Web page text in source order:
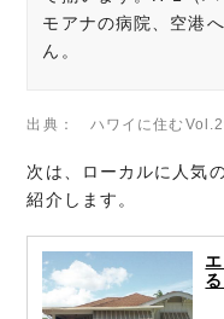
モアナの病院、空港
ん。
ハワイに住む
次は、ローカルに人気
紹介します。